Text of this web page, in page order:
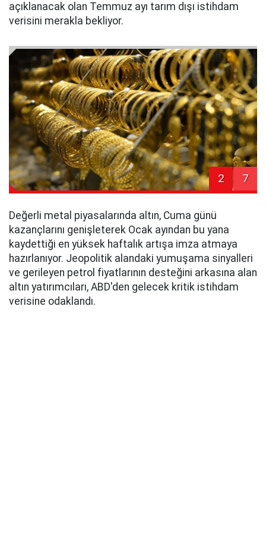
açıklanacak olan Temmuz ayı tarım dışı istihdam
verisini merakla bekliyor.
2 7
Değerli metal piyasalarında altın, Cuma günü
kazançlarını genişleterek Ocak ayından bu yana
kaydettiği en yüksek haftalık artışa imza atmaya
hazırlanıyor. Jeopolitik alandaki yumuşama sinyalleri
ve gerileyen petrol fiyatlarının desteğini arkasına alan
altın yatırımcıları, ABD'den gelecek kritik istihdam
verisine odaklandı.